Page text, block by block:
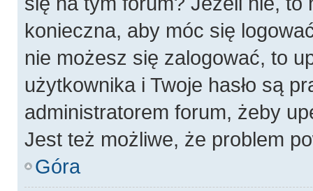
konieczna, aby móc się
nie możesz się zalogować, to
użytkownika i Twoje hasło są
administratorem forum, żeby
Jest też możliwe, że problem
Góra